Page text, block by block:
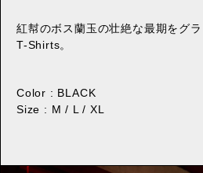
紅幇のボス蘭玉の壮絶な最期をグ
T-Shirts。
Color : BLACK
Size : M / L / XL